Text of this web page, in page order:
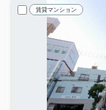
賃貸マンション